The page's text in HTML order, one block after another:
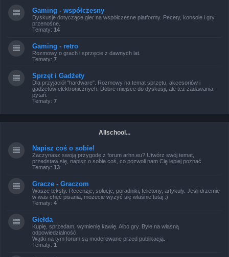
Gaming - współczesny
Dyskusje dotyczące gier na współczesne platformy. Pecety, konsole i gry
przenośne.
Tematy: 14
Gaming - retro
Rozmowy o grach i sprzęcie z dawnych lat.
Tematy: 7
Sprzęt i Gadżety
Dla przyjaciół "hardware". Rozmowy na temat sprzętu, akcesoriów i
gadżetów elektronicznych. Dobre miejsce do dyskusji, ale też zadawania
pytań.
Tematy: 7
Allschool...
Napisz coś o sobie!
Zaczynasz swoją przygodę z forum arhn.eu? Utwórz swój temat,
przedstaw się, napisz o sobie coś, co pozwoli nam Cię lepiej poznać.
Tematy: 13
Gracze - Graczom
Wasze teksty. Recenzje, solucje, poradniki, felietony, artykuły. Jeśli drzemie
w was chęć pisania, możecie wyżyć się właśnie tutaj :)
Tematy: 4
Giełda
Kupię, sprzedam, wymienię kawię. Albo gry. Byle na własną
odpowiedzialność.
Wątki na tym forum są moderowane przed publikacją.
Tematy: 1